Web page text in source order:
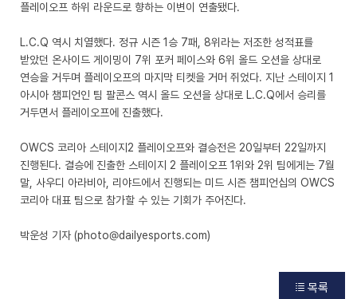
플레이오프 하위 라운드로 향하는 이변이 연출됐다.
L.C.Q 역시 치열했다. 정규 시즌 1승 7패, 8위라는 저조한 성적표를
받았던 온사이드 게이밍이 7위 포커 페이스와 6위 올드 오션을 상대로
연승을 거두며 플레이오프의 마지막 티켓을 거머 쥐었다. 지난 스테이지 1
아시아 챔피언인 팀 팔콘스 역시 올드 오션을 상대로 L.C.Q에서 승리를
거두면서 플레이오프에 진출했다.
OWCS 코리아 스테이지2 플레이오프와 결승전은 20일부터 22일까지
진행된다. 결승에 진출한 스테이지 2 플레이오프 1위와 2위 팀에게는 7월
말, 사우디 아라비아, 리야드에서 진행되는 미드 시즌 챔피언십의 OWCS
코리아 대표 팀으로 참가할 수 있는 기회가 주어진다.
박운성 기자 (photo@dailyesports.com)
목록